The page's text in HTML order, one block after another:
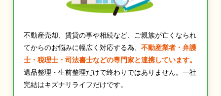
不動産売却、賃貸の事や相続など、ご親族が亡くなられ
てからのお悩みに幅広く対応する為、 不動産業者・弁護
士・税理士・司法書士などの専門家と連携しています。
遺品整理・生前整理だけで終わりではありません。一社
完結はキズナリライフだけです。